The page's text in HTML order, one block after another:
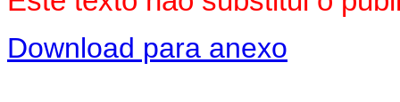
Download para anexo